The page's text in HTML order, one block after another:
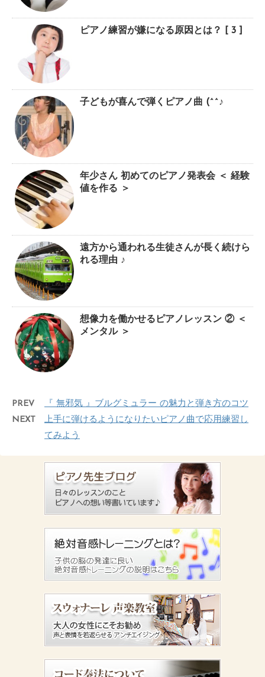
ピアノ練習が嫌になる原因とは？ [ 3 ]
子どもが喜んで弾くピアノ曲 (^^♪
年少さん 初めてのピアノ発表会 ＜ 経験
値を作る ＞
遠方から通われる生徒さんが長く続けら
れる理由 ♪
想像力を働かせるピアノレッスン ② ＜
メンタル ＞
PREV
『 無邪気 』ブルグミュラー の魅力と弾き方のコツ
NEXT
上手に弾けるようになりたいピアノ曲で応用練習し
てみよう